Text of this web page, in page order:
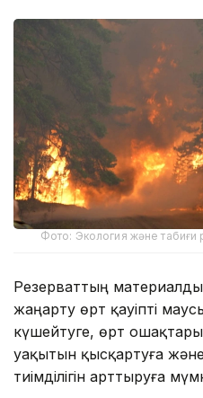
Фото: Экология және табиғи
Резерваттың
жаңарту өрт қауіпті
күшейтуге, өрт
уақытын қысқартуға
тиімділігін арттыруға